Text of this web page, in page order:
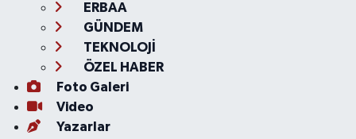
ERBAA
GÜNDEM
TEKNOLOJİ
ÖZEL HABER
Foto Galeri
Video
Yazarlar